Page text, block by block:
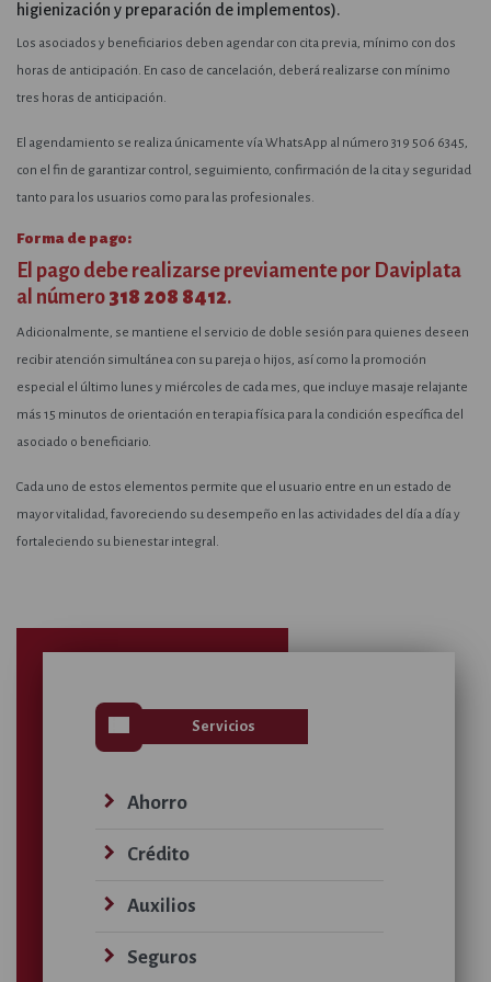
higienización y preparación de implementos).
Los asociados y beneficiarios deben agendar con cita previa, mínimo con dos
horas de anticipación. En caso de cancelación, deberá realizarse con mínimo
tres horas de anticipación.
El agendamiento se realiza únicamente vía WhatsApp al número 319 506 6345,
con el fin de garantizar control, seguimiento, confirmación de la cita y seguridad
tanto para los usuarios como para las profesionales.
Forma de pago:
El pago debe realizarse previamente por Daviplata
al número 318 208 8412.
Adicionalmente, se mantiene el servicio de doble sesión para quienes deseen
recibir atención simultánea con su pareja o hijos, así como la promoción
especial el último lunes y miércoles de cada mes, que incluye masaje relajante
más 15 minutos de orientación en terapia física para la condición específica del
asociado o beneficiario.
Cada uno de estos elementos permite que el usuario entre en un estado de
mayor vitalidad, favoreciendo su desempeño en las actividades del día a día y
fortaleciendo su bienestar integral.
view_list Servicios
navigate_next Ahorro
navigate_next Crédito
navigate_next Auxilios
navigate_next Seguros